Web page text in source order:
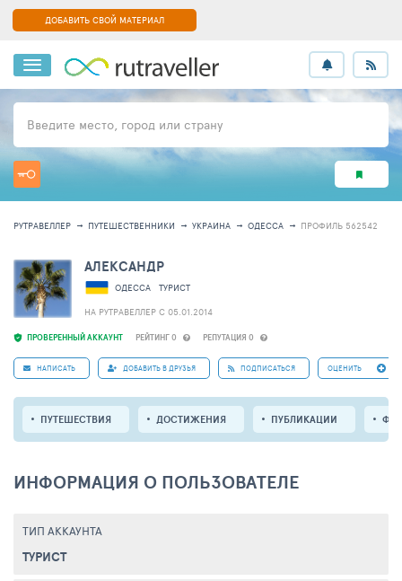
ДОБАВИТЬ СВОЙ МАТЕРИАЛ
Введите место, город или страну
РУТРАВЕЛЛЕР ПУТЕШЕСТВЕННИКИ УКРАИНА ОДЕССА ПРОФИЛЬ 562542
ПРОВЕРЕННЫЙ АККАУНТ РЕЙТИНГ 0 РЕПУТАЦИЯ 0
АЛЕКСАНДР
ОДЕССА
ТУРИСТ
НА РУТРАВЕЛЛЕР C 05.01.2014
НАПИСАТЬ ДОБАВИТЬ В ДРУЗЬЯ ПОДПИСАТЬСЯ ОЦЕНИТЬ
ПУТЕШЕСТВИЯ ДОСТИЖЕНИЯ ПУБЛИКАЦИИ
ИНФОРМАЦИЯ О ПОЛЬЗОВАТЕЛЕ
ТИП АККАУНТА
ТУРИСТ